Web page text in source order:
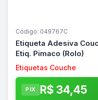
Código: 049767C
Etiqueta Adesiva
Etiq. Pimaco (Rolo)
Etiquetas Couche
PIX R$ 34,45